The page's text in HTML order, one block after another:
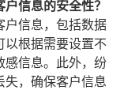
信息的安全性？
户信息，包括数据
以根据需要设置不
感信息。此外，纷
失，确保客户信息